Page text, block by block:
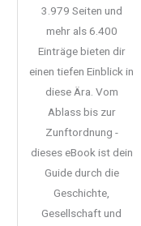
3.979 Seiten und
mehr als 6.400
Einträge bieten dir
einen tiefen Einblick in
diese Ära. Vom
Ablass bis zur
Zunftordnung -
dieses eBook ist dein
Guide durch die
Geschichte,
Gesellschaft und